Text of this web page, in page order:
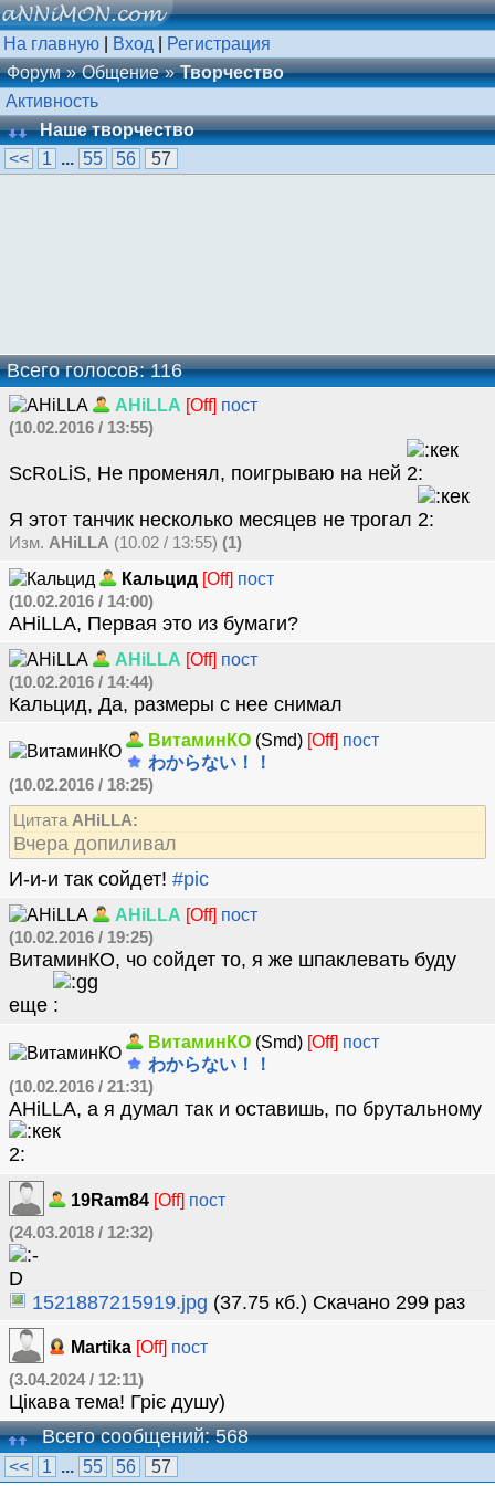
На главную Вход
Регистрация
Форум
Общение
Творчество
Активность
Наше творчество
<<
1 ... 55 56 57
Всего голосов: 116
AHiLLA [Off] пост
(10.02.2016 / 13:55)
ScRoLiS, Не променял, поигрываю на ней
Я этот танчик несколько месяцев не трогал
Изм. AHiLLA (10.02 / 13:55) (1)
Кальцид [Off] пост
(10.02.2016 / 14:00)
AHiLLA, Первая это из бумаги?
AHiLLA [Off] пост
(10.02.2016 / 14:44)
Кальцид, Да, размеры с нее снимал
ВитаминКО (Smd) [Off] пост
わからない！！
(10.02.2016 / 18:25)
Цитата AHiLLA:
Вчера допиливал
И-и-и так сойдет! #pic
AHiLLA [Off] пост
(10.02.2016 / 19:25)
ВитаминКО, чо сойдет то, я же шпаклевать буду
еще
ВитаминКО (Smd) [Off] пост
わからない！！
(10.02.2016 / 21:31)
AHiLLA, а я думал так и оставишь, по брутальному
19Ram84 [Off] пост
(24.03.2018 / 12:32)
1521887215919.jpg (37.75 кб.) Скачано 299 раз
Martika [Off] пост
(3.04.2024 / 12:11)
Цікава тема! Гріє душу)
Всего сообщений: 568
<< 1 ... 55 56 57